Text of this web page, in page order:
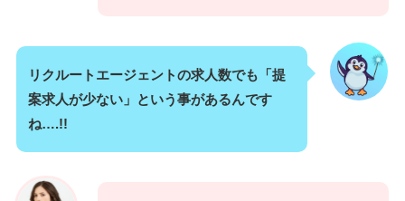
リクルートエージェントの求人数でも「提
案求人が少ない」という事があるんです
ね….!!